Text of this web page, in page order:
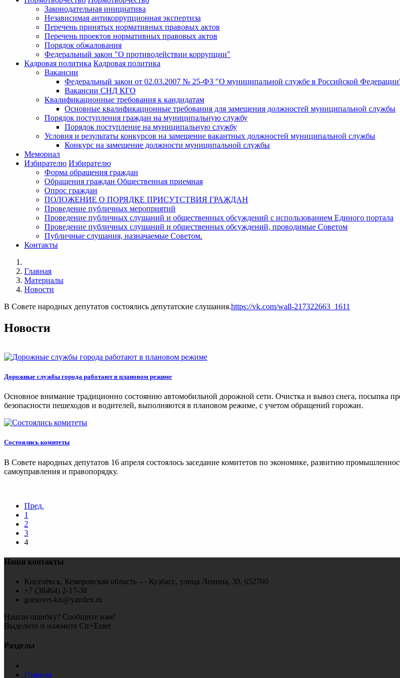
Законодательная инициатива
Независимая антикоррупционная экспертиза
Перечень принятых нормативных правовых актов
Перечень проектов нормативных правовых актов
Порядок обжалования
Федеральный закон "О противодействии коррупции"
Кадровая политика Кадровая политика
Вакансии
Федеральный закон от 02.03.2007 № 25-ФЗ "О муниципальной службе в Российской
Вакансии СНД КГО
Квалификационные требования к кандидатам
Основные квалификационные требования для замещения должностей муниципальной службы
Порядок поступления граждан на муниципальную службу
Порядок поступление на муниципальную службу
Условия и результаты конкурсов на замещение вакантных должностей муниципальной службы
Конкурс на замещение должности муниципальной службы
Мемориал
Избирателю Избирателю
Форма обращения граждан
Обращения граждан Общественная приемная
Опрос граждан
ПОЛОЖЕНИЕ О ПОРЯДКЕ ПРИСУТСТВИЯ ГРАЖДАН
Проведение публичных мероприятий
Проведение публичных слушаний и общественных обсуждений с использованием Единого портала
Проведение публичных слушаний и общественных обсуждений, проводимые Советом
Публичные слушания, назначаемые Советом.
Контакты
Главная
Материалы
Новости
В Совете народных депутатов состоялись депутатские слушания.https://vk.com/wall-217322663_1611
Новости
Дорожные службы города работают в плановом режиме
Основное внимание традиционно состоянию автомобильной дорожной сети. Очистка и вывоз снега, посыпка
безопасности пешеходов и водителей, выполняются в плановом режиме, с учетом обращений горожан.
Состоялись комитеты
В Совете народных депутатов 16 апреля состоялось заседание комитетов по экономике, развитию
самоуправления и правопорядку.
Пред.
1
2
3
4
Наши контакты
Киселёвск, Кемеровская область — Кузбасс, улица Ленина, 30, 652700
+7 (38464) 2-17-38
gorsovet-kis@yandex.ru
Нашли ошибку? Сообщите нам!
Выделите и нажмите Ctr+Enter
Разделы
Главная